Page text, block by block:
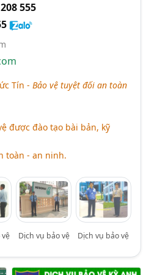
555
Tín - Bảo vệ tuyệt đối an toàn
được đào tạo bài bản, kỹ
toàn - an ninh.
Dịch vụ bảo vệ Dịch vụ bảo vệ